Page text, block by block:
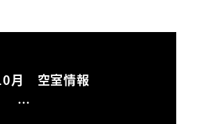
10月 空室情報